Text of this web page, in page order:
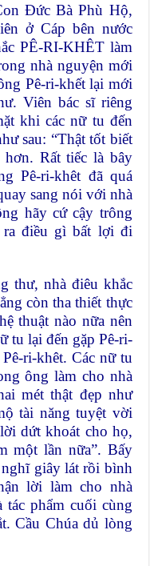
Đức Bà Phù Hộ,
ở Cáp bên nước
PÊ-RI-KHÊT làm
nhà nguyện mới
Pê-ri-khết lại mới
Viên bác sĩ riêng
khi các nữ tu đến
sau: “Thật tốt biết
hơn. Rất tiếc là bây
Pê-ri-khêt đã quá
sang nói với nhà
hãy cứ cậy trông
ra điều gì bất lợi đi
thư, nhà điêu khắc
còn tha thiết thực
thuật nào nữa nên
tu lại đến gặp Pê-ri-
ri-khêt. Các nữ tu
ông làm cho nhà
mét thật đẹp như
tài năng tuyệt vời
dứt khoát cho họ,
một lần nữa”. Bấy
giây lát rồi bình
lời làm cho nhà
tác phẩm cuối cùng
Cầu Chúa dủ lòng